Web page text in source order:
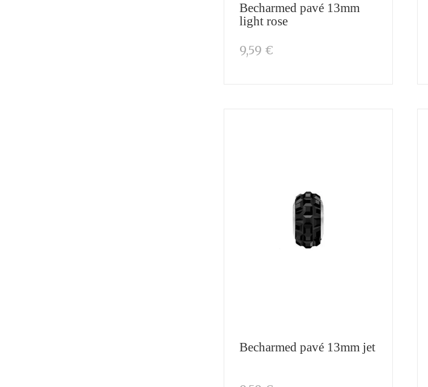
Becharmed pavé 13mm
light rose
9,59 €
Becharmed pavé 13mm jet